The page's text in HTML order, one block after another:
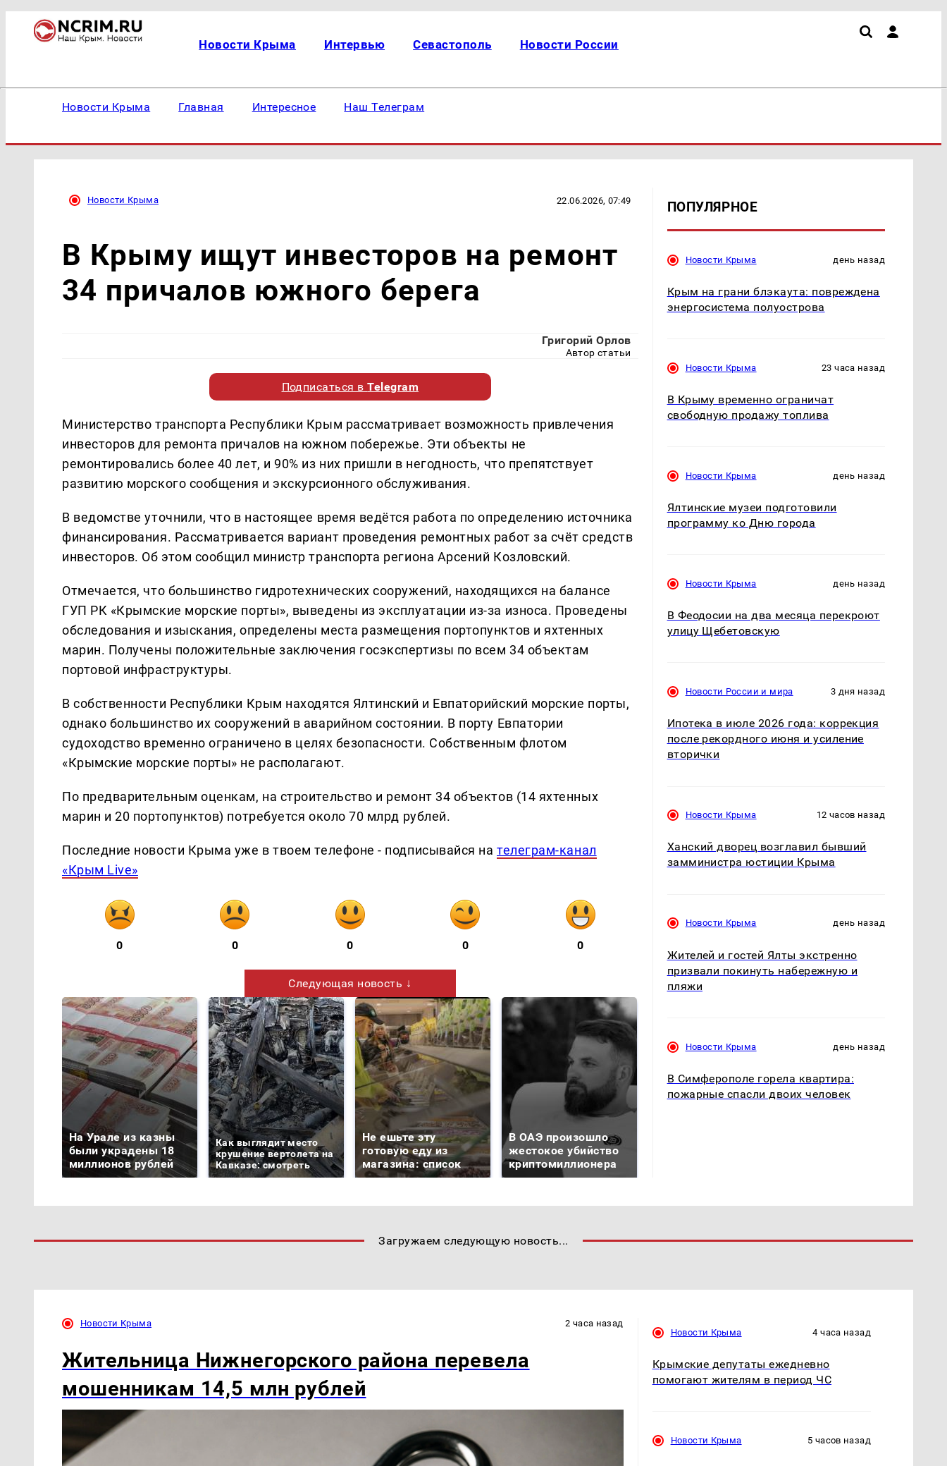
Новости Крыма Интервью Севастополь Новости России
Новости Крыма Главная Интересное Наш Телеграм
Новости Крыма 22.06.2026, 07:49
В Крыму ищут инвесторов на ремонт
34 причалов южного берега
Григорий Орлов
Автор статьи
Подписаться вTelegram
Министерство транспорта Республики Крым рассматривает возможность привлечения
инвесторов для ремонта причалов на южном побережье. Эти объекты не
ремонтировались более 40 лет, и 90% из них пришли в негодность, что препятствует
развитию морского сообщения и экскурсионного обслуживания.
В ведомстве уточнили, что в настоящее время ведётся работа по определению источника
финансирования. Рассматривается вариант проведения ремонтных работ за счёт средств
инвесторов. Об этом сообщил министр транспорта региона Арсений Козловский.
Отмечается, что большинство гидротехнических сооружений, находящихся на балансе
ГУП РК «Крымские морские порты», выведены из эксплуатации из-за износа. Проведены
обследования и изыскания, определены места размещения портопунктов и яхтенных
марин. Получены положительные заключения госэкспертизы по всем 34 объектам
портовой инфраструктуры.
В собственности Республики Крым находятся Ялтинский и Евпаторийский морские порты,
однако большинство их сооружений в аварийном состоянии. В порту Евпатории
судоходство временно ограничено в целях безопасности. Собственным флотом
«Крымские морские порты» не располагают.
По предварительным оценкам, на строительство и ремонт 34 объектов (14 яхтенных
марин и 20 портопунктов) потребуется около 70 млрд рублей.
Последние новости Крыма уже в твоем телефоне - подписывайся нателеграм-канал
«Крым Live»
0 0 0 0 0
Следующая новость ↓
На Урале из казны
были украдены 18
миллионов рублей
Как выглядит место
крушение вертолета на
Кавказе: смотреть
Не ешьте эту
готовую еду из
магазина: список
В ОАЭ произошло
жестокое убийство
криптомиллионера
ПОПУЛЯРНОЕ
Новости Крыма день назад
Крым на грани блэкаута: повреждена
энергосистема полуострова
Новости Крыма 23 часа назад
В Крыму временно ограничат
свободную продажу топлива
Новости Крыма день назад
Ялтинские музеи подготовили
программу ко Дню города
Новости Крыма день назад
В Феодосии на два месяца перекроют
улицу Щебетовскую
Новости России и мира 3 дня назад
Ипотека в июле 2026 года: коррекция
после рекордного июня и усиление
вторички
Новости Крыма 12 часов назад
Ханский дворец возглавил бывший
замминистра юстиции Крыма
Новости Крыма день назад
Жителей и гостей Ялты экстренно
призвали покинуть набережную и
пляжи
Новости Крыма день назад
В Симферополе горела квартира:
пожарные спасли двоих человек
Загружаем следующую новость...
Новости Крыма 2 часа назад
Жительница Нижнегорского района перевела
мошенникам 14,5 млн рублей
Новости Крыма 4 часа назад
Крымские депутаты ежедневно
помогают жителям в период ЧС
Новости Крыма 5 часов назад